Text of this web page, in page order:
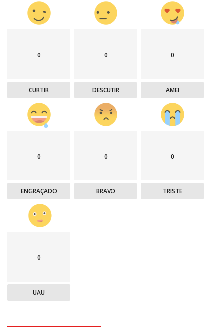
0
CURTIR
0
DESCUTIR
0
AMEI
0
ENGRAÇADO
0
BRAVO
0
TRISTE
0
UAU